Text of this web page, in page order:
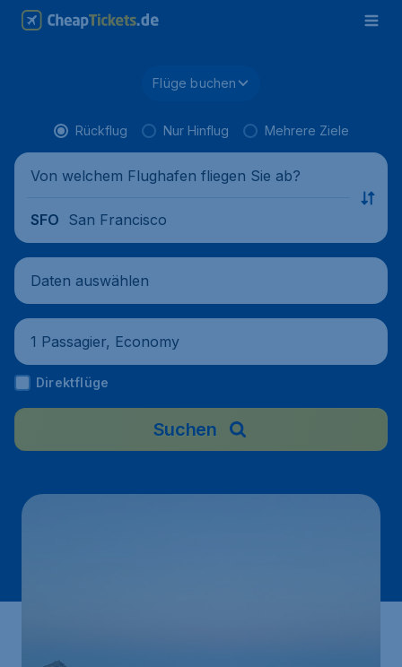
Flüge buchen
Rückflug Nur Hinflug Mehrere Ziele
Von welchem Flughafen fliegen Sie ab?
SFO San Francisco
Daten auswählen
1 Passagier, Economy
Direktflüge
Suchen